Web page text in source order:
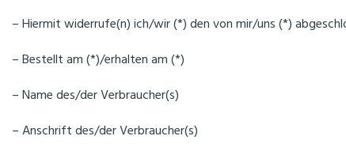
– Hiermit widerrufe(n) ich/wir (*) den von mir/uns (*)
– Bestellt am (*)/erhalten am (*)
– Name des/der Verbraucher(s)
– Anschrift des/der Verbraucher(s)